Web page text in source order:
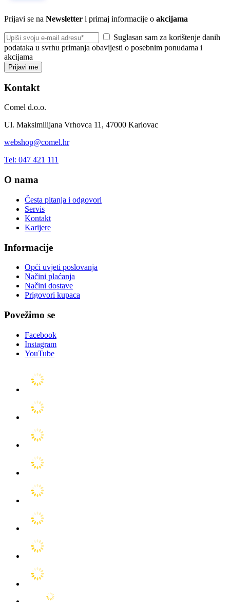
Prijavi se na Newsletter i primaj informacije o akcijama
Suglasan sam za korištenje danih
podataka u svrhu primanja obavijesti o posebnim ponudama i
akcijama
Prijavi me
Kontakt
Comel d.o.o.
Ul. Maksimilijana Vrhovca 11, 47000 Karlovac
webshop@comel.hr
Tel: 047 421 111
O nama
Česta pitanja i odgovori
Servis
Kontakt
Karijere
Informacije
Opći uvjeti poslovanja
Načini plaćanja
Načini dostave
Prigovori kupaca
Povežimo se
Facebook
Instagram
YouTube